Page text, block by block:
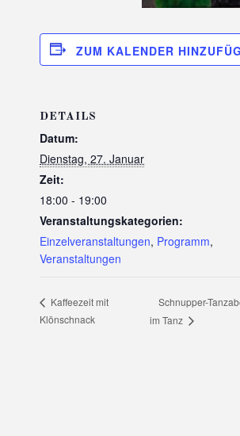
ZUM KALENDER
DETAILS
Datum:
Dienstag, 27. Januar
Zeit:
18:00 - 19:00
Veranstaltungskategorien:
Einzelveranstaltungen, Programm,
Veranstaltungen
Kaffeezeit mit
Klönschnack
Schnupper-
im Tanz